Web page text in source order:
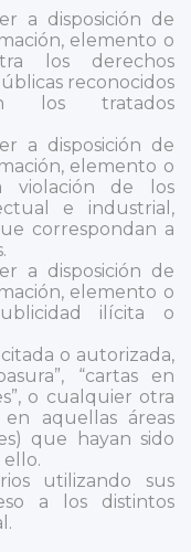
a disposición de
elemento o
los derechos
reconocidos
los tratados
a disposición de
elemento o
violación de los
e industrial,
correspondan a
a disposición de
elemento o
ilícita o
o autorizada,
“cartas en
o cualquier otra
aquellas áreas
que hayan sido
utilizando sus
a los distintos